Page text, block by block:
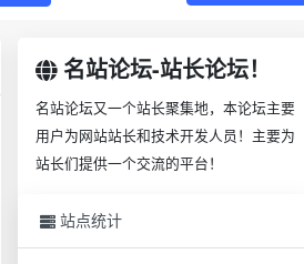
名站论坛-站长论坛！
名站论坛又一个站长聚集地，本论坛主要
用户为网站站长和技术开发人员！主要为
站长们提供一个交流的平台！
站点统计